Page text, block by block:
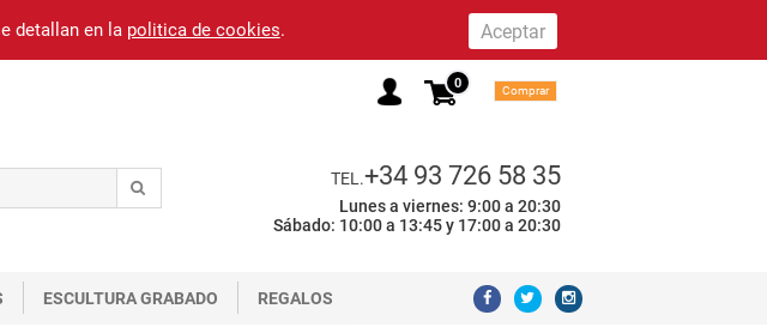
detallan en la politica de cookies.
0 Comprar
TEL.+34 93 726 58 35
Lunes a viernes: 9:00 a 20:30
Sábado: 10:00 a 13:45 y 17:00 a 20:30
ESCULTURA GRABADO REGALOS